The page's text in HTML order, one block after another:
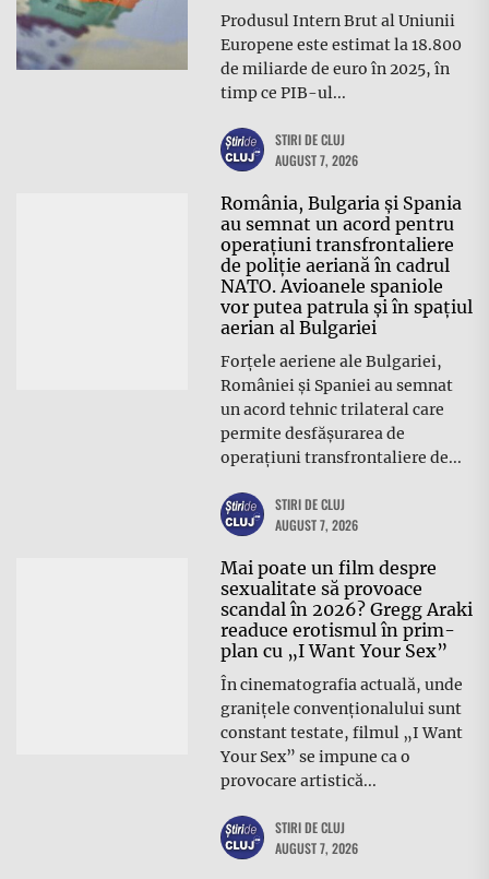
Produsul Intern Brut al Uniunii
Europene este estimat la 18.800
de miliarde de euro în 2025, în
timp ce PIB-ul...
STIRI DE CLUJ
AUGUST 7, 2026
România, Bulgaria și Spania
au semnat un acord pentru
operațiuni transfrontaliere
de poliție aeriană în cadrul
NATO. Avioanele spaniole
vor putea patrula și în spațiul
aerian al Bulgariei
Forțele aeriene ale Bulgariei,
României și Spaniei au semnat
un acord tehnic trilateral care
permite desfășurarea de
operațiuni transfrontaliere de...
STIRI DE CLUJ
AUGUST 7, 2026
Mai poate un film despre
sexualitate să provoace
scandal în 2026? Gregg Araki
readuce erotismul în prim-
plan cu „I Want Your Sex”
În cinematografia actuală, unde
granițele convenționalului sunt
constant testate, filmul „I Want
Your Sex” se impune ca o
provocare artistică...
STIRI DE CLUJ
AUGUST 7, 2026